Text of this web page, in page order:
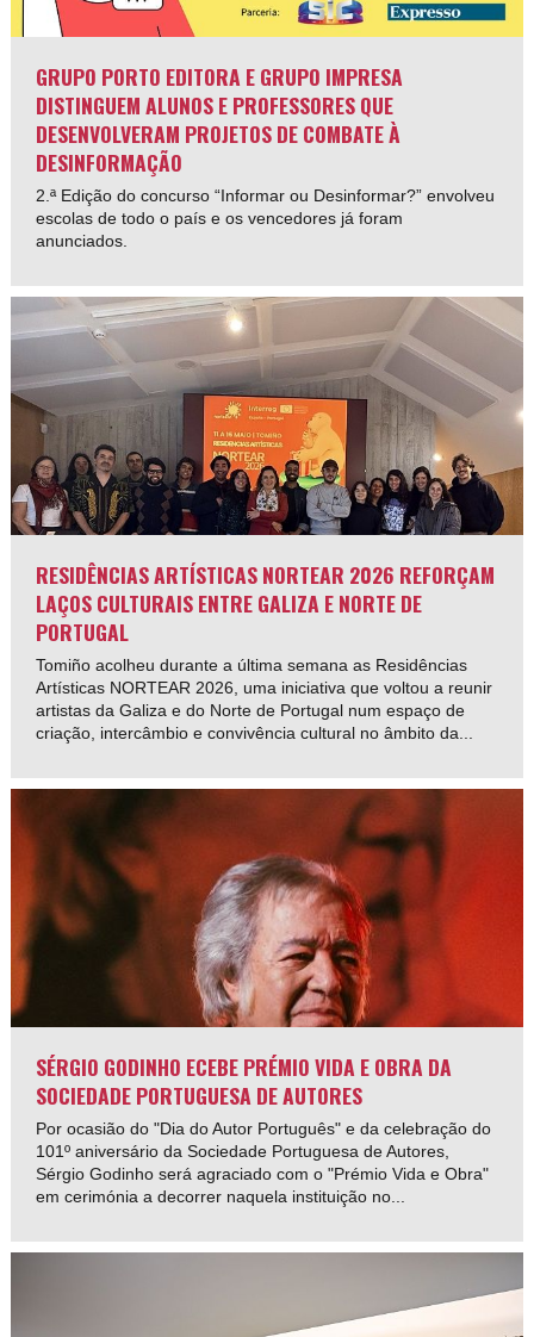
GRUPO PORTO EDITORA E GRUPO IMPRESA
DISTINGUEM ALUNOS E PROFESSORES QUE
DESENVOLVERAM PROJETOS DE COMBATE À
DESINFORMAÇÃO
2.ª Edição do concurso “Informar ou Desinformar?” envolveu
escolas de todo o país e os vencedores já foram
anunciados.
RESIDÊNCIAS ARTÍSTICAS NORTEAR 2026 REFORÇAM
LAÇOS CULTURAIS ENTRE GALIZA E NORTE DE
PORTUGAL
Tomiño acolheu durante a última semana as Residências
Artísticas NORTEAR 2026, uma iniciativa que voltou a reunir
artistas da Galiza e do Norte de Portugal num espaço de
criação, intercâmbio e convivência cultural no âmbito da...
SÉRGIO GODINHO ECEBE PRÉMIO VIDA E OBRA DA
SOCIEDADE PORTUGUESA DE AUTORES
Por ocasião do "Dia do Autor Português" e da celebração do
101º aniversário da Sociedade Portuguesa de Autores,
Sérgio Godinho será agraciado com o "Prémio Vida e Obra"
em cerimónia a decorrer naquela instituição no...